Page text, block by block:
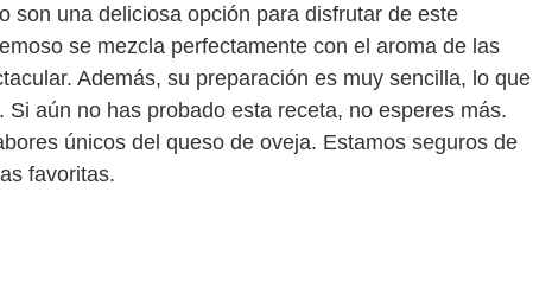
son una deliciosa opción para disfrutar de este
se mezcla perfectamente con el aroma de las
Además, su preparación es muy sencilla, lo que
aún no has probado esta receta, no esperes más.
únicos del queso de oveja. Estamos seguros de
favoritas.